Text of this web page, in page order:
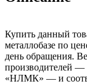
Купить данный
металлобазе по
день обращения.
производителей
«НЛМК» — и